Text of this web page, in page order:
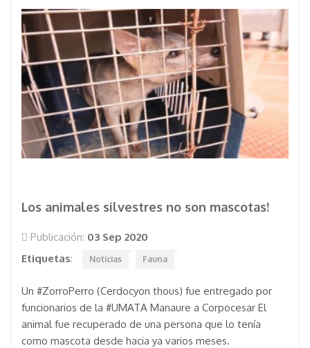
Los animales silvestres no son mascotas!
Publicación: 03 Sep 2020
Etiquetas: Noticias Fauna
Un #ZorroPerro (Cerdocyon thous) fue entregado por
funcionarios de la #UMATA Manaure a Corpocesar El
animal fue recuperado de una persona que lo tenía
como mascota desde hacia ya varios meses.